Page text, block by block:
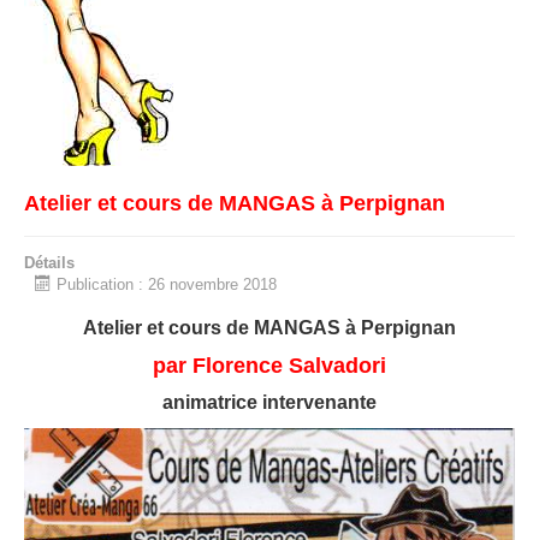
Atelier et cours de MANGAS à Perpignan
Détails
Publication : 26 novembre 2018
Atelier et cours de MANGAS à Perpignan
par Florence Salvadori
animatrice intervenante